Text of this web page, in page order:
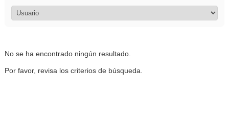
No se ha encontrado ningún resultado.
Por favor, revisa los criterios de búsqueda.